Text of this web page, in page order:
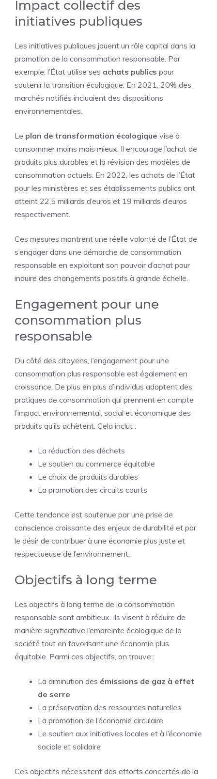
Impact collectif des
initiatives publiques
Les initiatives publiques jouent un rôle capital dans la
promotion de la consommation responsable. Par
exemple, l’État utilise ses achats publics pour
soutenir la transition écologique. En 2021, 20% des
marchés notifiés incluaient des dispositions
environnementales.
Le plan de transformation écologique vise à
consommer moins mais mieux. Il encourage l’achat de
produits plus durables et la révision des modèles de
consommation actuels. En 2022, les achats de l’État
pour les ministères et ses établissements publics ont
atteint 22,5 milliards d’euros et 19 milliards d’euros
respectivement.
Ces mesures montrent une réelle volonté de l’État de
s’engager dans une démarche de consommation
responsable en exploitant son pouvoir d’achat pour
induire des changements positifs à grande échelle.
Engagement pour une
consommation plus
responsable
Du côté des citoyens, l’engagement pour une
consommation plus responsable est également en
croissance. De plus en plus d’individus adoptent des
pratiques de consommation qui prennent en compte
l’impact environnemental, social et économique des
produits qu’ils achètent. Cela inclut :
La réduction des déchets
Le soutien au commerce équitable
Le choix de produits durables
La promotion des circuits courts
Cette tendance est soutenue par une prise de
conscience croissante des enjeux de durabilité et par
le désir de contribuer à une économie plus juste et
respectueuse de l’environnement.
Objectifs à long terme
Les objectifs à long terme de la consommation
responsable sont ambitieux. Ils visent à réduire de
manière significative l’empreinte écologique de la
société tout en favorisant une économie plus
équitable. Parmi ces objectifs, on trouve :
La diminution des émissions de gaz à effet
de serre
La préservation des ressources naturelles
La promotion de l’économie circulaire
Le soutien aux initiatives locales et à l’économie
sociale et solidaire
Ces objectifs nécessitent des efforts concertés de la